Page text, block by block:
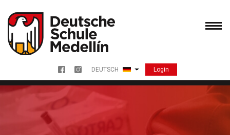
Menu redes sociales
DEUTSCH Weitere Aktionen auflisten
Login